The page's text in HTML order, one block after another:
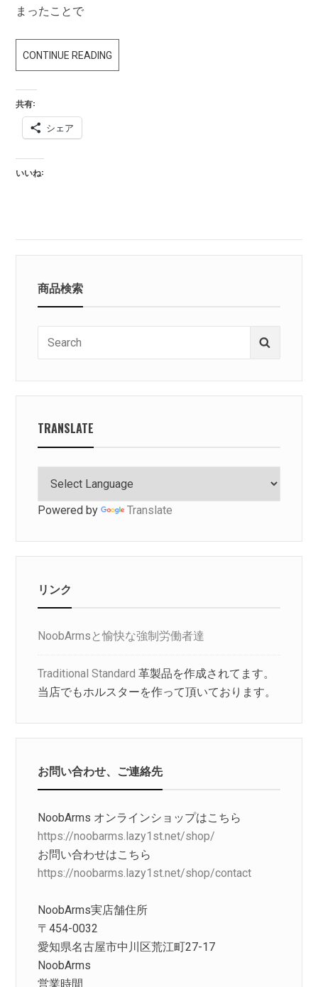
まったことで
CONTINUE READING
末
ら
せ
共有:
シェア
いいね:
商品検索
TRANSLATE
Powered by Translate
リンク
NoobArmsと愉快な強制労働者達
Traditional Standard 革製品を作成されてます。
当店でもホルスターを作って頂いております。
お問い合わせ、ご連絡先
NoobArms オンラインショップはこちら
https://noobarms.lazy1st.net/shop/
お問い合わせはこちら
https://noobarms.lazy1st.net/shop/contact
NoobArms実店舗住所
〒454-0032
愛知県名古屋市中川区荒江町27-17
NoobArms
営業時間